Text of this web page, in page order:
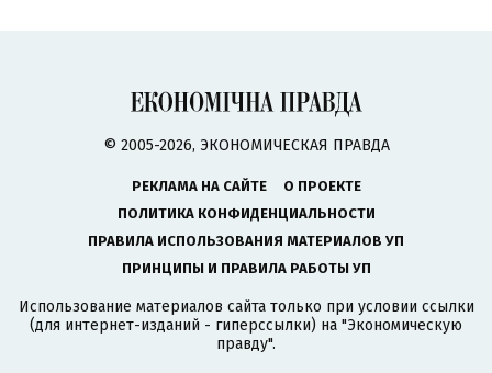
© 2005-2026, ЭКОНОМИЧЕСКАЯ ПРАВДА
РЕКЛАМА НА САЙТЕ
О ПРОЕКТЕ
ПОЛИТИКА КОНФИДЕНЦИАЛЬНОСТИ
ПРАВИЛА ИСПОЛЬЗОВАНИЯ МАТЕРИАЛОВ УП
ПРИНЦИПЫ И ПРАВИЛА РАБОТЫ УП
Использование материалов сайта только при условии ссылки
(для интернет-изданий - гиперссылки) на "Экономическую
правду".